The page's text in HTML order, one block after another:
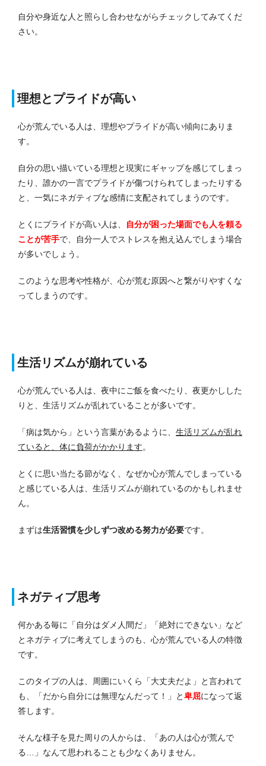
自分や身近な人と照らし合わせながらチェックしてみてくだ
さい。
理想とプライドが高い
心が荒んでいる人は、理想やプライドが高い傾向にありま
す。
自分の思い描いている理想と現実にギャップを感じてしまっ
たり、誰かの一言でプライドが傷つけられてしまったりする
と、一気にネガティブな感情に支配されてしまうのです。
とくにプライドが高い人は、
自分が困った場面でも人を頼る
ことが苦手で、自分一人でストレスを抱え込んでしまう場合
が多いでしょう。
このような思考や性格が、心が荒む原因へと繋がりやすくな
ってしまうのです。
生活リズムが崩れている
心が荒んでいる人は、夜中にご飯を食べたり、夜更かしした
りと、生活リズムが乱れていることが多いです。
「病は気から」という言葉があるように、 生活リズムが乱れ
ていると、体に負荷がかかります。
とくに思い当たる節がなく、なぜか心が荒んでしまっている
と感じている人は、生活リズムが崩れているのかもしれませ
ん。
まずは生活習慣を少しずつ改める努力が必要です。
ネガティブ思考
何かある毎に「自分はダメ人間だ」「絶対にできない」など
とネガティブに考えてしまうのも、心が荒んでいる人の特徴
です。
このタイプの人は、周囲にいくら「大丈夫だよ」と言われて
も、「だから自分には無理なんだって！」と卑屈になって返
答します。
そんな様子を見た周りの人からは、「あの人は心が荒んで
る…」なんて思われることも少なくありません。